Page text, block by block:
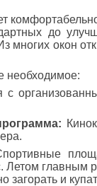
до
многих окон
необходимое:
с
Летом главным
загорать и